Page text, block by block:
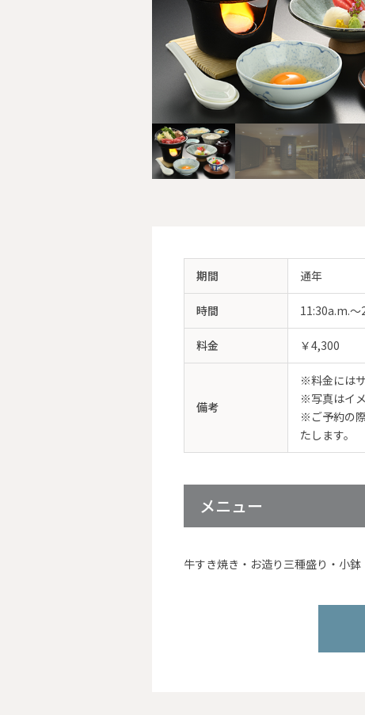
期間 通年
時間 11:30a.m.～
料金 ￥4,300
備考
※料金には
※写真はイメ
※ご予約の
たします。
メニュー
牛すき焼き・お造り三種盛り・小